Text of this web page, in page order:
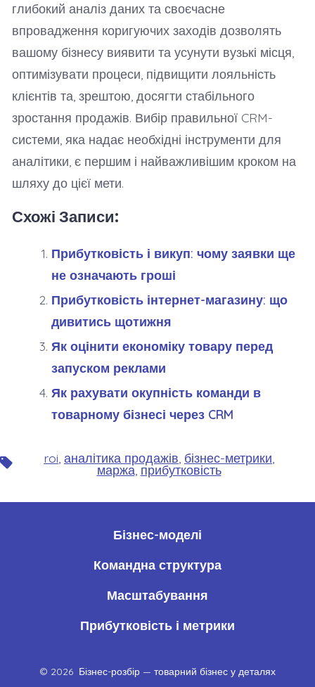
глибокий аналіз даних та своєчасне
впровадження коригуючих заходів дозволять
вашому бізнесу виявити та усунути вузькі місця,
оптимізувати процеси, підвищити лояльність
клієнтів та, зрештою, досягти стабільного
зростання продажів. Вибір правильної CRM-
системи, яка надає необхідні інструменти для
аналітики, є першим і найважливішим кроком на
шляху до цієї мети.
Схожі Записи:
Прибутковість і викуп: чому заявки ще
не означають гроші
Прибутковість інтернет-магазину: що
дивитись щотижня
Як оцінити економіку товару перед
запуском реклами
Як рахувати окупність команди в
товарному бізнесі через CRM
Позначки
roi аналітика продажів бізнес-метрики
маржа,прибутковість
Бізнес-моделі
Командна структура
Масштабування
Прибутковість і метрики
© 2026 Бізнес-розбір — товарний бізнес у деталях